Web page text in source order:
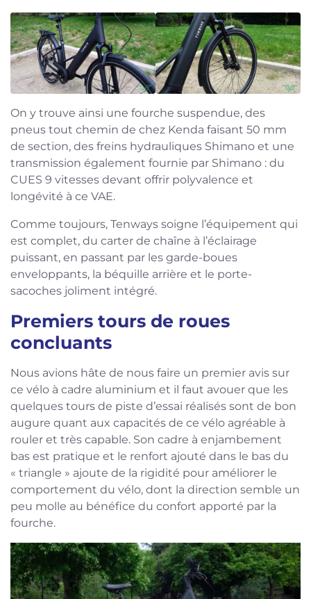
On y trouve ainsi une fourche suspendue, des
pneus tout chemin de chez Kenda faisant 50 mm
de section, des freins hydrauliques Shimano et une
transmission également fournie par Shimano : du
CUES 9 vitesses devant offrir polyvalence et
longévité à ce VAE.
Comme toujours, Tenways soigne l’équipement qui
est complet, du carter de chaîne à l’éclairage
puissant, en passant par les garde-boues
enveloppants, la béquille arrière et le porte-
sacoches joliment intégré.
Premiers tours de roues
concluants
Nous avions hâte de nous faire un premier avis sur
ce vélo à cadre aluminium et il faut avouer que les
quelques tours de piste d’essai réalisés sont de bon
augure quant aux capacités de ce vélo agréable à
rouler et très capable. Son cadre à enjambement
bas est pratique et le renfort ajouté dans le bas du
« triangle » ajoute de la rigidité pour améliorer le
comportement du vélo, dont la direction semble un
peu molle au bénéfice du confort apporté par la
fourche.